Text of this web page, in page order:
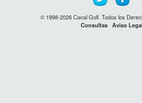
© 1998-2026 Canal Golf. Todos los
Consultas Aviso